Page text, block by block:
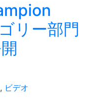
リー部門
, ビデオ